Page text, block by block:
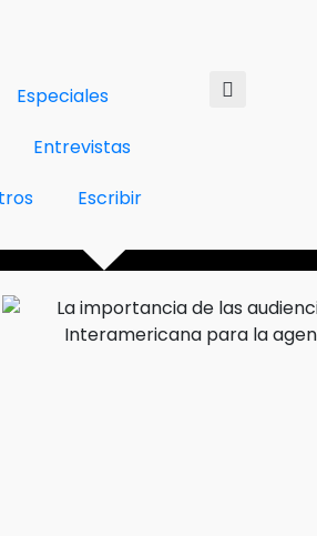
Especiales
Entrevistas
Escribir